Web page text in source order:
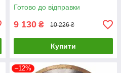
Готово до відправки
9 130 ₴ 10 226 ₴
Купити
–12%